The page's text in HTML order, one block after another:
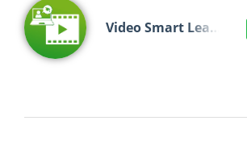
Video Smart Lea…